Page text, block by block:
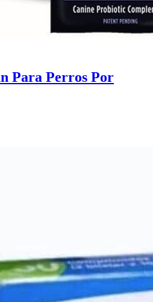
Para Perros Por